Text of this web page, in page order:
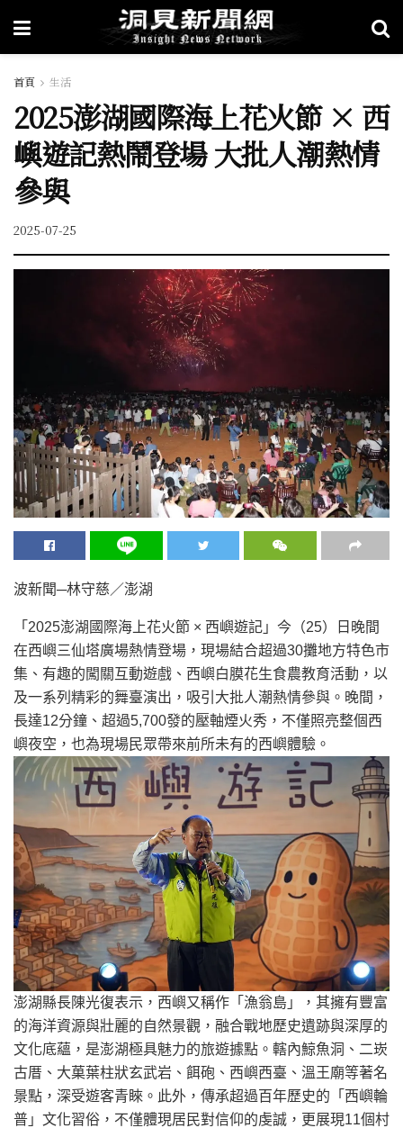
首頁 生活
2025澎湖國際海上花火節 × 西
嶼遊記熱鬧登場 大批人潮熱情
參與
2025-07-25
波新聞─林守慈／澎湖
「2025澎湖國際海上花火節 × 西嶼遊記」今（25）日晚間
在西嶼三仙塔廣場熱情登場，現場結合超過30攤地方特色市
集、有趣的闖關互動遊戲、西嶼白膜花生食農教育活動，以
及一系列精彩的舞臺演出，吸引大批人潮熱情參與。晚間，
長達12分鐘、超過5,700發的壓軸煙火秀，不僅照亮整個西
嶼夜空，也為現場民眾帶來前所未有的西嶼體驗。
澎湖縣長陳光復表示，西嶼又稱作「漁翁島」，其擁有豐富
的海洋資源與壯麗的自然景觀，融合戰地歷史遺跡與深厚的
文化底蘊，是澎湖極具魅力的旅遊據點。轄內鯨魚洞、二崁
古厝、大菓葉柱狀玄武岩、餌砲、西嶼西臺、溫王廟等著名
景點，深受遊客青睞。此外，傳承超過百年歷史的「西嶼輪
普」文化習俗，不僅體現居民對信仰的虔誠，更展現11個村